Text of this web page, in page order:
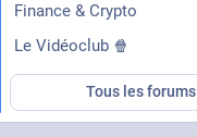
Finance & Crypto
Le Vidéoclub 🍿
Tous les forums